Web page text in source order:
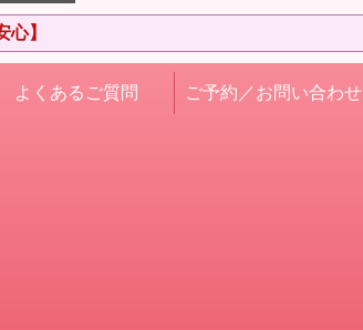
】
よくあるご質問 ご予約／お問い合わせ